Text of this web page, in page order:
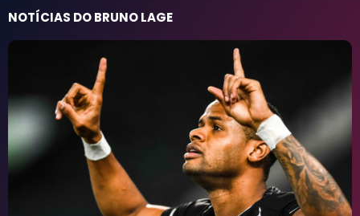
NOTÍCIAS DO BRUNO LAGE